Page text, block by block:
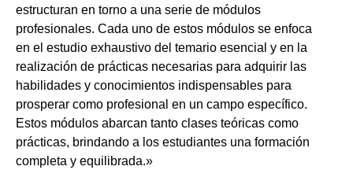
estructuran en torno a una serie de módulos
profesionales. Cada uno de estos módulos se enfoca
en el estudio exhaustivo del temario esencial y en la
realización de prácticas necesarias para adquirir las
habilidades y conocimientos indispensables para
prosperar como profesional en un campo específico.
Estos módulos abarcan tanto clases teóricas como
prácticas, brindando a los estudiantes una formación
completa y equilibrada.»